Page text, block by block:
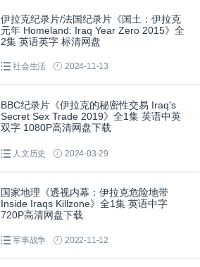
伊拉克纪录片/法国纪录片《国土：伊拉克
元年 Homeland: Iraq Year Zero 2015》全
2集 英语英字 标清网盘
社会生活 2024-11-13
BBC纪录片《伊拉克的秘密性交易 Iraq's
Secret Sex Trade 2019》全1集 英语中英
双字 1080P高清网盘下载
人文历史 2024-03-29
国家地理《透视内幕：伊拉克危险地带
Inside Iraqs Killzone》全1集 英语中字
720P高清网盘下载
军事战争 2022-11-12